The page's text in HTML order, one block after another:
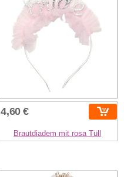
4,60 €
Brautdiadem mit rosa Tüll